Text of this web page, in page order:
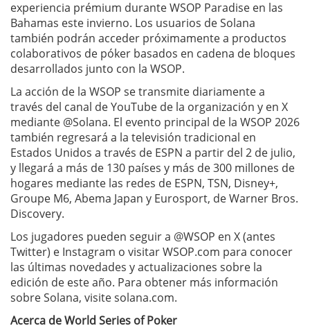
experiencia prémium durante WSOP Paradise en las
Bahamas este invierno. Los usuarios de Solana
también podrán acceder próximamente a productos
colaborativos de póker basados en cadena de bloques
desarrollados junto con la WSOP.
La acción de la WSOP se transmite diariamente a
través del canal de YouTube de la organización y en X
mediante @Solana. El evento principal de la WSOP 2026
también regresará a la televisión tradicional en
Estados Unidos a través de ESPN a partir del 2 de julio,
y llegará a más de 130 países y más de 300 millones de
hogares mediante las redes de ESPN, TSN, Disney+,
Groupe M6, Abema Japan y Eurosport, de Warner Bros.
Discovery.
Los jugadores pueden seguir a @WSOP en X (antes
Twitter) e Instagram o visitar WSOP.com para conocer
las últimas novedades y actualizaciones sobre la
edición de este año. Para obtener más información
sobre Solana, visite solana.com.
Acerca de World Series of Poker